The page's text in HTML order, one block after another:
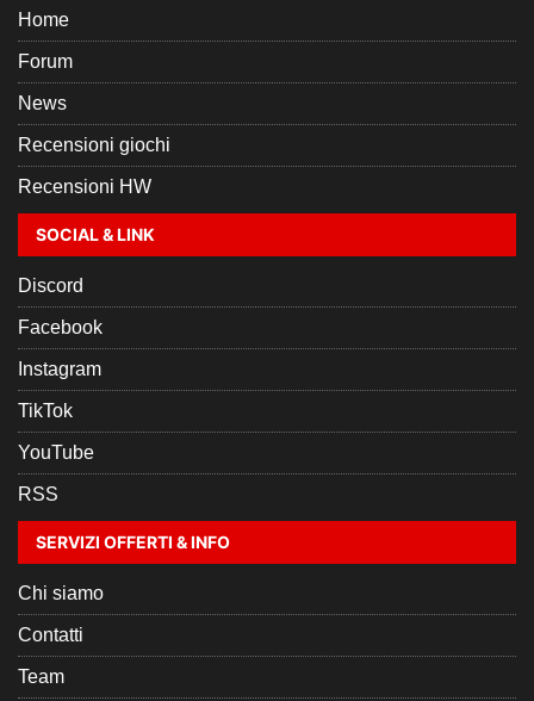
Home
Forum
News
Recensioni giochi
Recensioni HW
SOCIAL & LINK
Discord
Facebook
Instagram
TikTok
YouTube
RSS
SERVIZI OFFERTI & INFO
Chi siamo
Contatti
Team